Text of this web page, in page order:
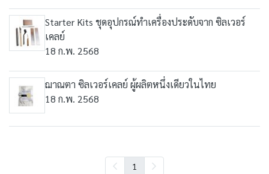
Starter Kits ชุดอุปกรณ์ทำเครื่องประดับจาก ซิลเวอร์
เคลย์
18 ก.พ. 2568
ฌาณตา ซิลเวอร์เคลย์ ผู้ผลิตหนึ่งเดียวในไทย
18 ก.พ. 2568
1